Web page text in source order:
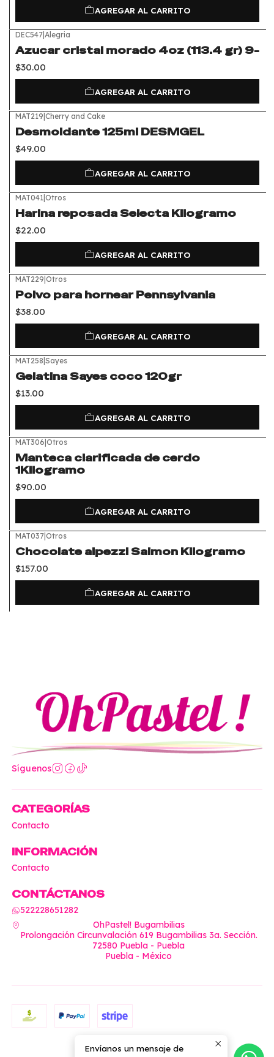
AGREGAR AL CARRITO
DEC547|Alegria
Azucar cristal morado 4oz (113.4 gr) 9-
$30.00
AGREGAR AL CARRITO
MAT219|Cherry and Cake
Desmoldante 125ml DESMGEL
$49.00
AGREGAR AL CARRITO
MAT041|Otros
Harina reposada Selecta Kilogramo
$22.00
AGREGAR AL CARRITO
MAT229|Otros
Polvo para hornear Pennsylvania
$38.00
AGREGAR AL CARRITO
MAT258|Sayes
Gelatina Sayes coco 120gr
$13.00
AGREGAR AL CARRITO
MAT306|Otros
Manteca clarificada de cerdo
1Kilogramo
$90.00
AGREGAR AL CARRITO
MAT037|Otros
Chocolate alpezzi Salmon Kilogramo
$157.00
AGREGAR AL CARRITO
Síguenos
CATEGORÍAS
Contacto
INFORMACIÓN
Contacto
CONTÁCTANOS
522228651282
OhPastel! Bugambilias
Prolongación Circunvalación 619 Bugambilias 3a. Sección.
72580 Puebla - Puebla
Puebla - México
2026 OhPastel!.
Envíanos un mensaje de